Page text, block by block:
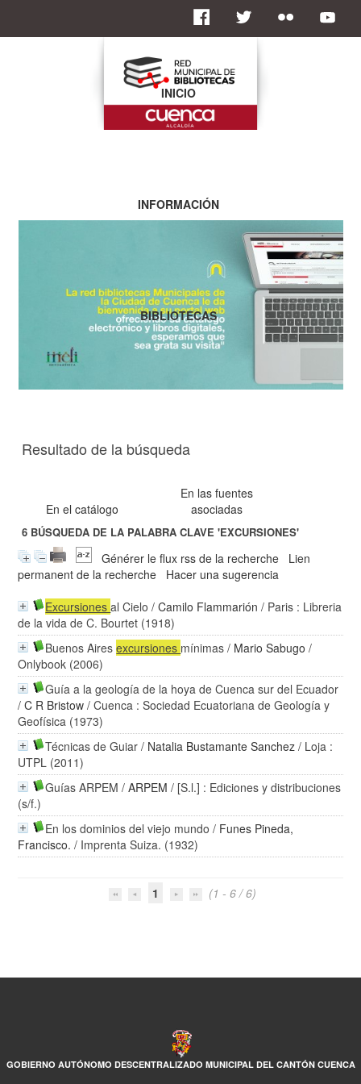
Resultado de la búsqueda
En el catálogo
En las fuentes
asociadas
6 BÚSQUEDA DE LA PALABRA CLAVE'EXCURSIONES'
Générer le flux rss de la recherche
Lien
permanent de la recherche
Hacer una sugerencia
Excursionesal Cielo /Camilo Flammarión / Paris : Libreria
de la vida de C. Bourtet (1918)
Buenos Airesexcursiones mínimas / Mario Sabugo /
Onlybook (2006)
Guía a la geología de la hoya de Cuenca sur del Ecuador
/C R Bristow / Cuenca : Sociedad Ecuatoriana de Geología y
Geofísica (1973)
Técnicas de Guiar / Natalia Bustamante Sanchez / Loja :
UTPL (2011)
Guías ARPEM /ARPEM / [S.l.] : Ediciones y distribuciones
(s/f.)
En los dominios del viejo mundo / Funes Pineda,
Francisco. / Imprenta Suiza. (1932)
1 (1 - 6 / 6)
GOBIERNO AUTÓNOMO DESCENTRALIZADO MUNICIPAL DEL CANTÓN CUENCA
INICIO
INFORMACIÓN
BIBLIOTECAS